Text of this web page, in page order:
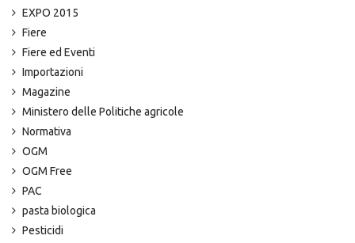
EXPO 2015
Fiere
Fiere ed Eventi
Importazioni
Magazine
Ministero delle Politiche agricole
Normativa
OGM
OGM Free
PAC
pasta biologica
Pesticidi